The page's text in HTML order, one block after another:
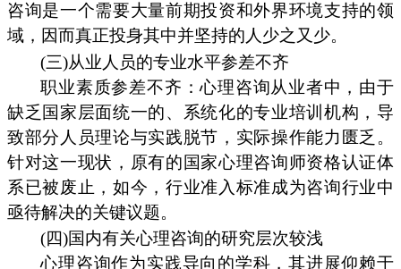
咨询是一个需要大量前期投资和外界环境支持的领
域，因而真正投身其中并坚持的人少之又少。
(三)从业人员的专业水平参差不齐
职业素质参差不齐：心理咨询从业者中，由于
缺乏国家层面统一的、系统化的专业培训机构，导
致部分人员理论与实践脱节，实际操作能力匮乏。
针对这一现状，原有的国家心理咨询师资格认证体
系已被废止，如今，行业准入标准成为咨询行业中
亟待解决的关键议题。
(四)国内有关心理咨询的研究层次较浅
心理咨询作为实践导向的学科，其进展仰赖于